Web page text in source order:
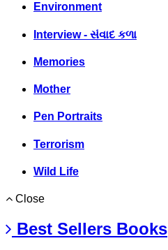
Environment
Interview - સંવાદ કળા
Memories
Mother
Pen Portraits
Terrorism
Wild Life
Close
Best Sellers Books